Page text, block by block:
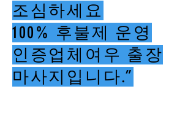
조심하세요
100% 후불제 운영
인증업체여우 출장
마사지입니다.”